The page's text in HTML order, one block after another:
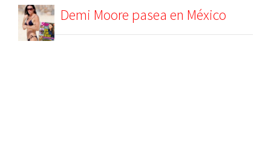
Demi Moore pasea en México